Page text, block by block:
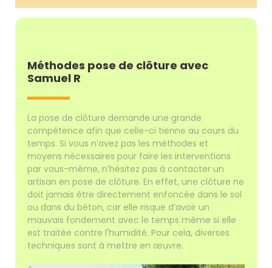
Méthodes pose de clôture avec
Samuel R
La pose de clôture demande une grande
compétence afin que celle-ci tienne au cours du
temps. Si vous n’avez pas les méthodes et
moyens nécessaires pour faire les interventions
par vous-même, n’hésitez pas à contacter un
artisan en pose de clôture. En effet, une clôture ne
doit jamais être directement enfoncée dans le sol
ou dans du béton, car elle risque d’avoir un
mauvais fondement avec le temps même si elle
est traitée contre l'humidité. Pour cela, diverses
techniques sont à mettre en œuvre.